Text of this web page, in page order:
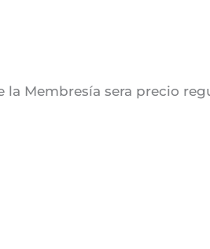
Membresía sera precio